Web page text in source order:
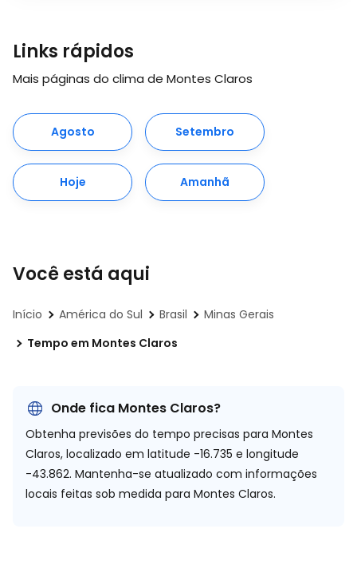
Links rápidos
Mais páginas do clima de Montes Claros
Agosto Setembro
Hoje Amanhã
Você está aqui
Início América do Sul Brasil
Minas Gerais
Tempo em Montes Claros
Onde fica Montes Claros?
Obtenha previsões do tempo precisas para Montes
Claros, localizado em latitude -16.735 e longitude
-43.862. Mantenha-se atualizado com informações
locais feitas sob medida para Montes Claros.